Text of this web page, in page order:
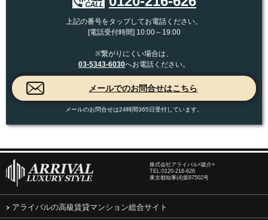
上記の番号をタップしてお電話ください。
[電話受付時間] 10:00～19:00
※繋がりにくい場合は、
03-5343-6030へお電話ください。
メールのお問合せは24時間365日受付しています。
株式会社アライバル<媒介>
TEL:0120-216-626
東京都知事(4)第87502号
アライバルの高級賃貸マンション総合サイト